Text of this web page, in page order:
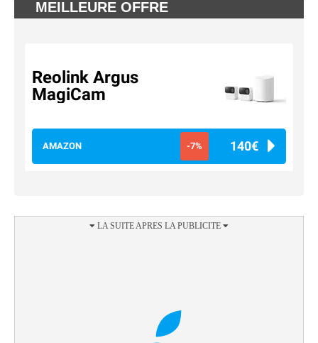
MEILLEURE OFFRE
Reolink Argus
MagiCam
AMAZON -7% 140€